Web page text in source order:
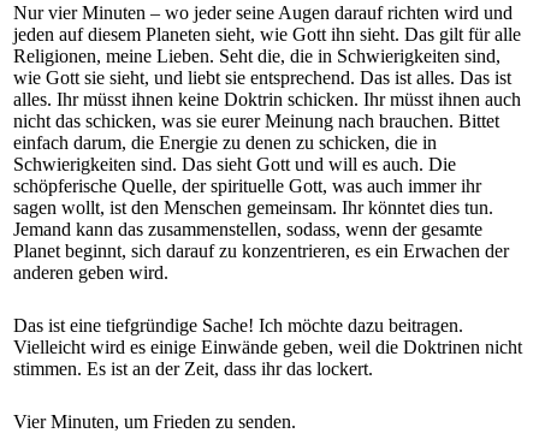
Nur vier Minuten – wo jeder seine Augen darauf richten wird und
jeden auf diesem Planeten sieht, wie Gott ihn sieht. Das gilt für alle
Religionen, meine Lieben. Seht die, die in Schwierigkeiten sind,
wie Gott sie sieht, und liebt sie entsprechend. Das ist alles. Das ist
alles. Ihr müsst ihnen keine Doktrin schicken. Ihr müsst ihnen auch
nicht das schicken, was sie eurer Meinung nach brauchen. Bittet
einfach darum, die Energie zu denen zu schicken, die in
Schwierigkeiten sind. Das sieht Gott und will es auch. Die
schöpferische Quelle, der spirituelle Gott, was auch immer ihr
sagen wollt, ist den Menschen gemeinsam. Ihr könntet dies tun.
Jemand kann das zusammenstellen, sodass, wenn der gesamte
Planet beginnt, sich darauf zu konzentrieren, es ein Erwachen der
anderen geben wird.
Das ist eine tiefgründige Sache! Ich möchte dazu beitragen.
Vielleicht wird es einige Einwände geben, weil die Doktrinen nicht
stimmen. Es ist an der Zeit, dass ihr das lockert.
Vier Minuten, um Frieden zu senden.